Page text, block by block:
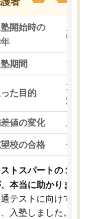
開始時の
高3
期間 1～3
た目的
大学
対策
値の変化 上が
校の合格 合格
トスパートの１か月
本当に助かりました
テストに向けての追
入塾しました。田舎